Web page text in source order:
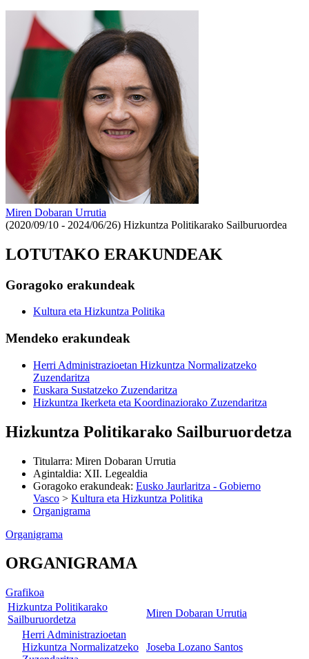
Miren Dobaran Urrutia
(2020/09/10 - 2024/06/26) Hizkuntza Politikarako Sailburuordea
LOTUTAKO ERAKUNDEAK
Goragoko erakundeak
Kultura eta Hizkuntza Politika
Mendeko erakundeak
Herri Administrazioetan Hizkuntza Normalizatzeko
Zuzendaritza
Euskara Sustatzeko Zuzendaritza
Hizkuntza Ikerketa eta Koordinaziorako Zuzendaritza
Hizkuntza Politikarako Sailburuordetza
Titularra: Miren Dobaran Urrutia
Agintaldia: XII. Legealdia
Goragoko erakundeak: Eusko Jaurlaritza - Gobierno
Vasco > Kultura eta Hizkuntza Politika
Organigrama
Organigrama
ORGANIGRAMA
Grafikoa
Hizkuntza Politikarako
Sailburuordetza
Miren Dobaran Urrutia
Herri Administrazioetan
Hizkuntza Normalizatzeko
Joseba Lozano Santos